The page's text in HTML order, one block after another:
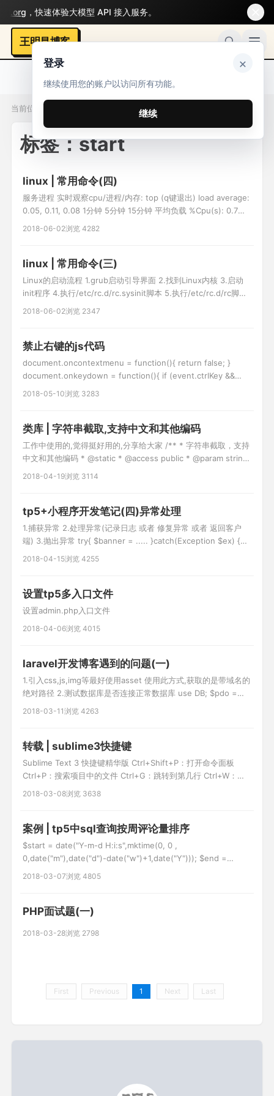
登录 ×
继续使用您的账户以访问所有功能。
继续
，快速体验大模型 API 接入服务。
王明昌博客
当前位置：标签 / start
标签：start
linux | 常用命令(四)
服务进程 实时观察cpu/进程/内存: top (q键退出) load average:
0.05, 0.11, 0.08 1分钟 5分钟 15分钟 平均负载 %Cpu(s): 0.7
us, 1.4 sy, 0.0 ni, 97.8 id, 0.0 wa, 0.0 hi, 0.0 si, 0.0 st 空闲率
2018-06-02浏览 4282
linux | 常用命令(三)
Linux的启动流程 1.grub启动引导界面 2.找到Linux内核 3.启动
init程序 4.执行/etc/rc.d/rc.sysinit脚本 5.执行/etc/rc.d/rc脚本
并进入第三级别 6.启动以s开头的标记文件 7.启
2018-06-02浏览 2347
禁止右键的js代码
document.oncontextmenu = function(){ return false; }
document.onkeydown = function(){ if (event.ctrlKey &&
window.event.keyCode==67){ return false; } }
2018-05-10浏览 3283
类库 | 字符串截取,支持中文和其他编码
工作中使用的,觉得挺好用的,分享给大家 /** * 字符串截取，支持
中文和其他编码 * @static * @access public * @param string
$str 需要转换的字符串 * @param string $start 开始位置 *
2018-04-19浏览 3114
tp5+小程序开发笔记(四)异常处理
1.捕获异常 2.处理异常(记录日志 或者 修复异常 或者 返回客户
端) 3.抛出异常 try{ $banner = ..... }catch(Exception $ex) {
$err = [ 'error_code=>'10001, 'msg'=>$ex->getMessage() ];
2018-04-15浏览 4255
设置tp5多入口文件
设置admin.php入口文件
2018-04-06浏览 4015
laravel开发博客遇到的问题(一)
1.引入css,js,img等最好使用asset 使用此方式,获取的是带域名的
绝对路径 2.测试数据库是否连接正常数据库 use DB; $pdo =
DB::connection()->getPdo(); dd($pdo); 3.引入第三方类
2018-03-11浏览 4263
转载 | sublime3快捷键
Sublime Text 3 快捷键精华版 Ctrl+Shift+P：打开命令面板
Ctrl+P：搜索项目中的文件 Ctrl+G：跳转到第几行 Ctrl+W：关
闭当前打开文件 Ctrl+Shift+W：关闭所有打开文件
2018-03-08浏览 3638
案例 | tp5中sql查询按周评论量排序
$start = date("Y-m-d H:i:s",mktime(0, 0 ,
0,date("m"),date("d")-date("w")+1,date("Y"))); $end =
date("Y-m-d H:i:s",mktime(23,59,59,date("m"),date("d")-
2018-03-07浏览 4805
PHP面试题(一)
2018-03-28浏览 2798
First Previous 1 Next Last